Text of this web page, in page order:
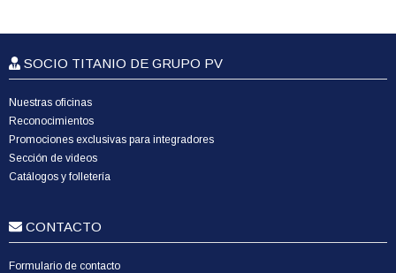
SOCIO TITANIO DE GRUPO PV
Nuestras oficinas
Reconocimientos
Promociones exclusivas para integradores
Sección de videos
Catálogos y folletería
CONTACTO
Formulario de contacto